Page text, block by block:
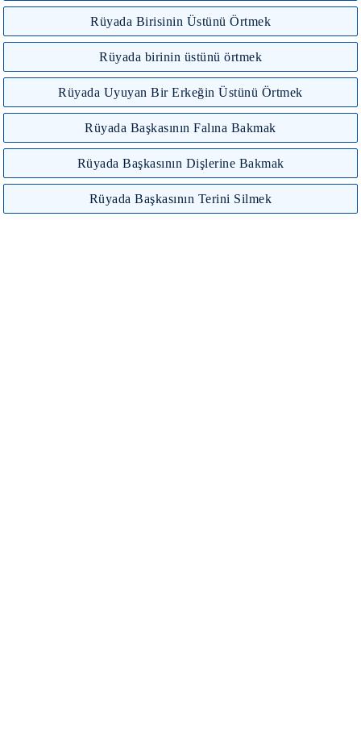
Rüyada Birisinin Üstünü Örtmek
Rüyada birinin üstünü örtmek
Rüyada Uyuyan Bir Erkeğin Üstünü Örtmek
Rüyada Başkasının Falına Bakmak
Rüyada Başkasının Dişlerine Bakmak
Rüyada Başkasının Terini Silmek